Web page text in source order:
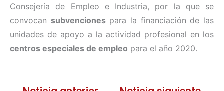
Consejería de Empleo e Industria, por la que se
convocan subvencionespara la financiación de las
unidades de apoyo a la actividad profesional en los
centros especiales de empleo para el año 2020.